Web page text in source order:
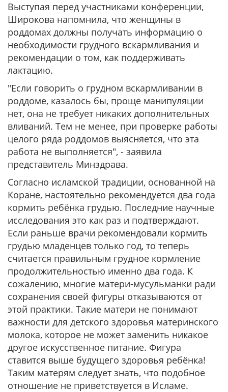
Выступая перед участниками конференции,
Широкова напомнила, что женщины в
роддомах должны получать информацию о
необходимости грудного вскармливания и
рекомендации о том, как поддерживать
лактацию.
"Если говорить о грудном вскармливании в
роддоме, казалось бы, проще манипуляции
нет, она не требует никаких дополнительных
вливаний. Tем не менее, при проверке работы
целого ряда роддомов выясняется, что эта
работа не выполняется", - заявила
представитель Минздрава.
Согласно исламской традиции, основанной на
Коране, настоятельно рекомендуется два года
кормить ребёнка грудью. Последние научные
исследования это как раз и подтверждают.
Если раньше врачи рекомендовали кормить
грудью младенцев только год, то теперь
считается правильным грудное кормление
продолжительностью именно два года. К
сожалению, многие матери-мусульманки ради
сохранения своей фигуры отказываются от
этой практики. Такие матери не понимают
важности для детского здоровья материнского
молока, которое не может заменить никакое
другое искусственное питание. Фигура
ставится выше будущего здоровья ребёнка!
Таким матерям следует знать, что подобное
отношение не приветствуется в Исламе.